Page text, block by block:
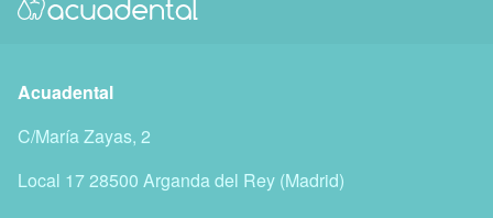
Acuadental
C/María Zayas, 2
Local 1728500 Arganda del Rey (Madrid)